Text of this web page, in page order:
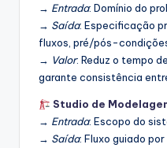
→ Entrada: Domínio do
→ Saída: Especificação
fluxos, pré/pós-
→ Valor: Reduz o tempo
garante consistência
Studio de
→ Entrada: Escopo do
→ Saída: Fluxo guiado